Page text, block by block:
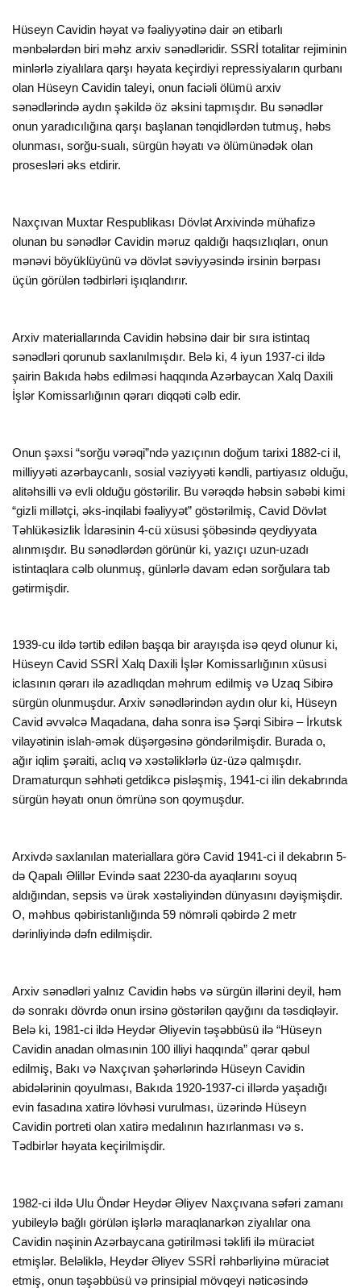
Hüseyn Cavidin həyat və fəaliyyətinə dair ən etibarlı
mənbələrdən biri məhz arxiv sənədləridir. SSRİ totalitar rejiminin
minlərlə ziyalılara qarşı həyata keçirdiyi repressiyaların qurbanı
olan Hüseyn Cavidin taleyi, onun faciəli ölümü arxiv
sənədlərində aydın şəkildə öz əksini tapmışdır. Bu sənədlər
onun yaradıcılığına qarşı başlanan tənqidlərdən tutmuş, həbs
olunması, sorğu-sualı, sürgün həyatı və ölümünədək olan
prosesləri əks etdirir.
Naxçıvan Muxtar Respublikası Dövlət Arxivində mühafizə
olunan bu sənədlər Cavidin məruz qaldığı haqsızlıqları, onun
mənəvi böyüklüyünü və dövlət səviyyəsində irsinin bərpası
üçün görülən tədbirləri işıqlandırır.
Arxiv materiallarında Cavidin həbsinə dair bir sıra istintaq
sənədləri qorunub saxlanılmışdır. Belə ki, 4 iyun 1937-ci ildə
şairin Bakıda həbs edilməsi haqqında Azərbaycan Xalq Daxili
İşlər Komissarlığının qərarı diqqəti cəlb edir.
Onun şəxsi “sorğu vərəqi”ndə yazıçının doğum tarixi 1882-ci il,
milliyyəti azərbaycanlı, sosial vəziyyəti kəndli, partiyasız olduğu,
alitəhsilli və evli olduğu göstərilir. Bu vərəqdə həbsin səbəbi kimi
“gizli millətçi, əks-inqilabi fəaliyyət” göstərilmiş, Cavid Dövlət
Təhlükəsizlik İdarəsinin 4-cü xüsusi şöbəsində qeydiyyata
alınmışdır. Bu sənədlərdən görünür ki, yazıçı uzun-uzadı
istintaqlara cəlb olunmuş, günlərlə davam edən sorğulara tab
gətirmişdir.
1939-cu ildə tərtib edilən başqa bir arayışda isə qeyd olunur ki,
Hüseyn Cavid SSRİ Xalq Daxili İşlər Komissarlığının xüsusi
iclasının qərarı ilə azadlıqdan məhrum edilmiş və Uzaq Sibirə
sürgün olunmuşdur. Arxiv sənədlərindən aydın olur ki, Hüseyn
Cavid əvvəlcə Maqadana, daha sonra isə Şərqi Sibirə – İrkutsk
vilayətinin islah-əmək düşərgəsinə göndərilmişdir. Burada o,
ağır iqlim şəraiti, aclıq və xəstəliklərlə üz-üzə qalmışdır.
Dramaturqun səhhəti getdikcə pisləşmiş, 1941-ci ilin dekabrında
sürgün həyatı onun ömrünə son qoymuşdur.
Arxivdə saxlanılan materiallara görə Cavid 1941-ci il dekabrın 5-
də Qapalı Əlillər Evində saat 2230-da ayaqlarını soyuq
aldığından, sepsis və ürək xəstəliyindən dünyasını dəyişmişdir.
O, məhbus qəbiristanlığında 59 nömrəli qəbirdə 2 metr
dərinliyində dəfn edilmişdir.
Arxiv sənədləri yalnız Cavidin həbs və sürgün illərini deyil, həm
də sonrakı dövrdə onun irsinə göstərilən qayğını da təsdiqləyir.
Belə ki, 1981-ci ildə Heydər Əliyevin təşəbbüsü ilə “Hüseyn
Cavidin anadan olmasınin 100 illiyi haqqında” qərar qəbul
edilmiş, Bakı və Naxçıvan şəhərlərində Hüseyn Cavidin
abidələrinin qoyulması, Bakıda 1920-1937-ci iIlərdə yaşadığı
evin fasadına xatirə lövhəsi vurulması, üzərində Hüseyn
Cavidin portreti olan xatirə medalının hazırlanması və s.
Tədbirlər həyata keçirilmişdir.
1982-ci iIdə Ulu Öndər Heydər Əliyev Naxçıvana səfəri zamanı
yubileylə bağlı görülən işlərlə maraqlanarkən ziyalılar ona
Cavidin nəşinin Azərbaycana gətirilməsi təklifi ilə müraciət
etmişlər. Beləliklə, Heydər Əliyev SSRİ rəhbərliyinə müraciət
etmiş, onun təşəbbüsü və prinsipial mövqeyi nəticəsində